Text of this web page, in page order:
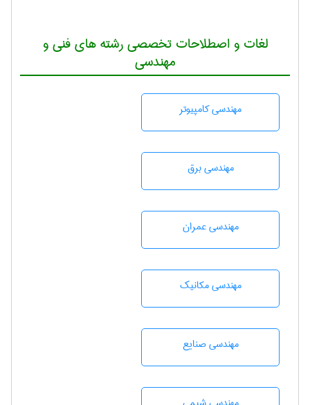
لغات و اصطلاحات تخصصی رشته های فنی و
مهندسی
مهندسی كامپيوتر
مهندسی برق
مهندسی عمران
مهندسی مکانیک
مهندسی صنايع